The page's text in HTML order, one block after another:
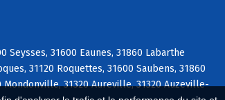
Seysses, 31600 Eaunes, 31860 Labarthe
31120 Roquettes, 31600 Saubens, 31860
Mondonville, 31320 Aureville, 31320 Auzeville-